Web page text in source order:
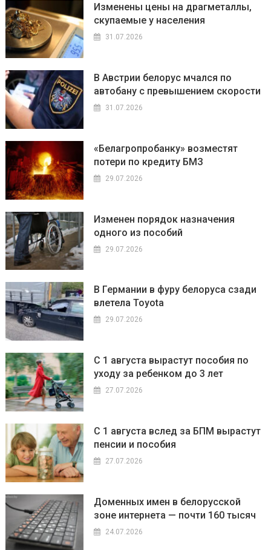
Изменены цены на драгметаллы,
скупаемые у населения
31.07.2026
В Австрии белорус мчался по
автобану с превышением скорости
31.07.2026
«Белагропробанку» возместят
потери по кредиту БМЗ
29.07.2026
Изменен порядок назначения
одного из пособий
29.07.2026
В Германии в фуру белоруса сзади
влетела Toyota
29.07.2026
С 1 августа вырастут пособия по
уходу за ребенком до 3 лет
27.07.2026
С 1 августа вслед за БПМ вырастут
пенсии и пособия
27.07.2026
Доменных имен в белорусской
зоне интернета — почти 160 тысяч
24.07.2026